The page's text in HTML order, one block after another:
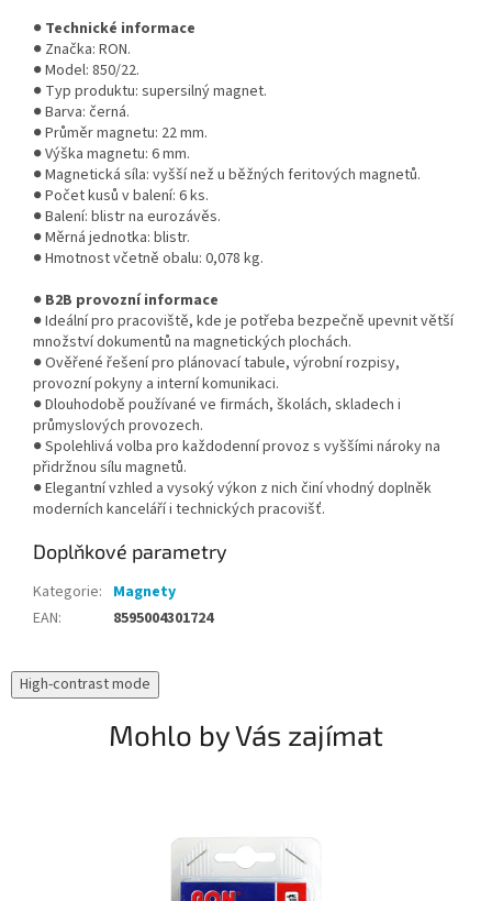
● Technické informace
● Značka: RON.
● Model: 850/22.
● Typ produktu: supersilný magnet.
● Barva: černá.
● Průměr magnetu: 22 mm.
● Výška magnetu: 6 mm.
● Magnetická síla: vyšší než u běžných feritových magnetů.
● Počet kusů v balení: 6 ks.
● Balení: blistr na eurozávěs.
● Měrná jednotka: blistr.
● Hmotnost včetně obalu: 0,078 kg.
● B2B provozní informace
● Ideální pro pracoviště, kde je potřeba bezpečně upevnit větší
množství dokumentů na magnetických plochách.
● Ověřené řešení pro plánovací tabule, výrobní rozpisy,
provozní pokyny a interní komunikaci.
● Dlouhodobě používané ve firmách, školách, skladech i
průmyslových provozech.
● Spolehlivá volba pro každodenní provoz s vyššími nároky na
přidržnou sílu magnetů.
● Elegantní vzhled a vysoký výkon z nich činí vhodný doplněk
moderních kanceláří i technických pracovišť.
Doplňkové parametry
Kategorie: Magnety
EAN: 8595004301724
High-contrast mode
Mohlo by Vás zajímat